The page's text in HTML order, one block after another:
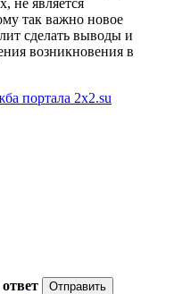
так важно новое
сделать выводы и
возникновения в
портала 2x2.su